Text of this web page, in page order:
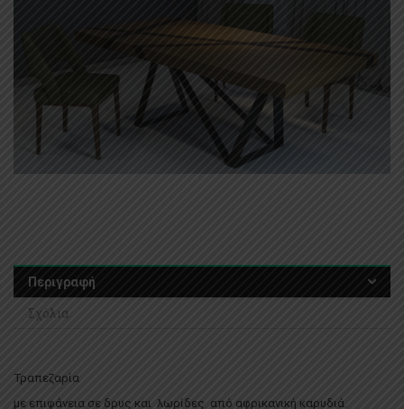
Περιγραφή
Σχόλια
Τραπεζαρία
με επιφάνεια σε δρυς και λωρίδες από αφρικανική καρυδιά.